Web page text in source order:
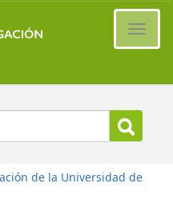
de la Universidad de